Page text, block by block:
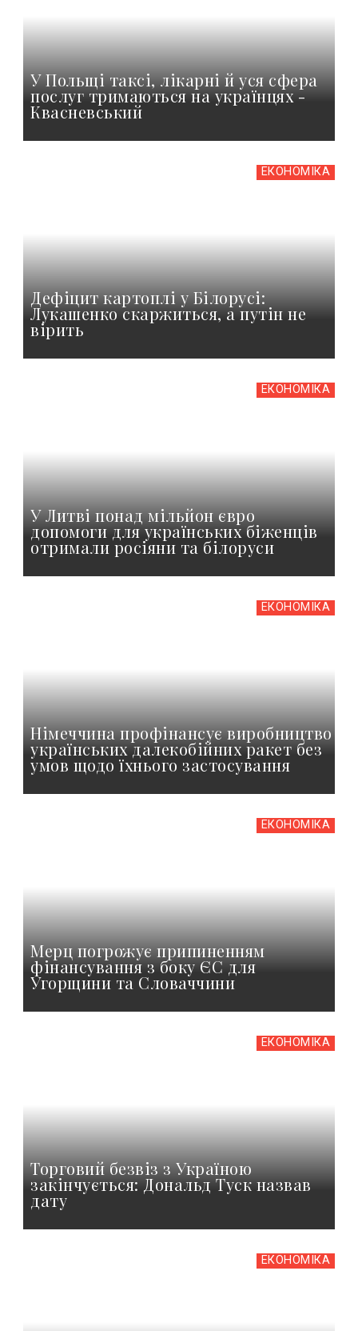
У Польщі таксі, лікарні й уся сфера
послуг тримаються на українцях -
Квасневський
ЕКОНОМІКА
Дефіцит картоплі у Білорусі:
Лукашенко скаржиться, а путін не
вірить
ЕКОНОМІКА
У Литві понад мільйон євро
допомоги для українських біженців
отримали росіяни та білоруси
ЕКОНОМІКА
Німеччина профінансує виробництво
українських далекобійних ракет без
умов щодо їхнього застосування
ЕКОНОМІКА
Мерц погрожує припиненням
фінансування з боку ЄС для
Угорщини та Словаччини
ЕКОНОМІКА
Торговий безвіз з Україною
закінчується: Дональд Туск назвав
дату
ЕКОНОМІКА